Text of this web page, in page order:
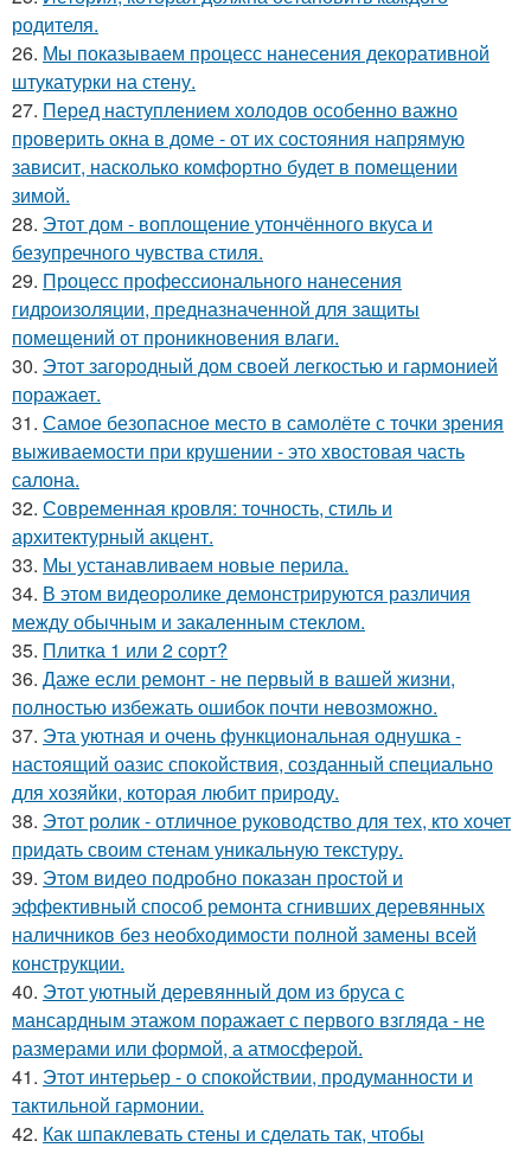
родителя.
26. Мы показываем процесс нанесения декоративной
штукатурки на стену.
27. Перед наступлением холодов особенно важно
проверить окна в доме - от их состояния напрямую
зависит, насколько комфортно будет в помещении
зимой.
28. Этот дом - воплощение утончённого вкуса и
безупречного чувства стиля.
29. Процесс профессионального нанесения
гидроизоляции, предназначенной для защиты
помещений от проникновения влаги.
30. Этот загородный дом своей легкостью и гармонией
поражает.
31. Самое безопасное место в самолёте с точки зрения
выживаемости при крушении - это хвостовая часть
салона.
32. Современная кровля: точность, стиль и
архитектурный акцент.
33. Мы устанавливаем новые перила.
34. В этом видеоролике демонстрируются различия
между обычным и закаленным стеклом.
35. Плитка 1 или 2 сорт?
36. Даже если ремонт - не первый в вашей жизни,
полностью избежать ошибок почти невозможно.
37. Эта уютная и очень функциональная однушка -
настоящий оазис спокойствия, созданный специально
для хозяйки, которая любит природу.
38. Этот ролик - отличное руководство для тех, кто хочет
придать своим стенам уникальную текстуру.
39. Этом видео подробно показан простой и
эффективный способ ремонта сгнивших деревянных
наличников без необходимости полной замены всей
конструкции.
40. Этот уютный деревянный дом из бруса с
мансардным этажом поражает с первого взгляда - не
размерами или формой, а атмосферой.
41. Этот интерьер - о спокойствии, продуманности и
тактильной гармонии.
42. Как шпаклевать стены и сделать так, чтобы